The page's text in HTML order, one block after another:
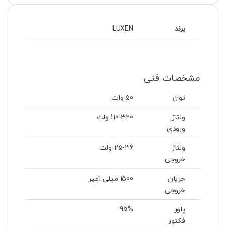
برند LUXEN
مشخصات فنی
توان
50 وات
ولتاژ
ورودی
110-320 ولت
ولتاژ
خروجی
25-36 ولت
جریان
خروجی
1500 میلی آمپر
پاور
فکتور
95%